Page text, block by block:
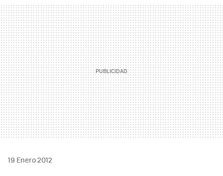
MAIL
19 Enero 2012